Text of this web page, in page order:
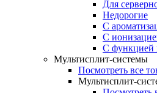
Для
Недорогие
С
С
С функцией
Мультисплит-системы
Посмотреть все
Мультисплит-